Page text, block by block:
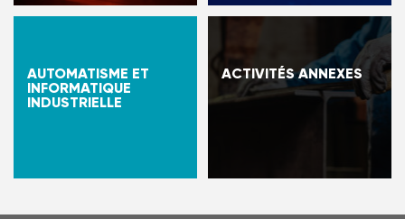
AUTOMATISME ET
INFORMATIQUE
INDUSTRIELLE
ACTIVITÉS ANNEXES